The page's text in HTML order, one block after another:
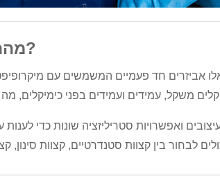
1. מהם טיפים למיקרופיפטות?
אביזרים חד פעמיים המשמשים עם
ואפשרויות סטריליזציה שונות כדי